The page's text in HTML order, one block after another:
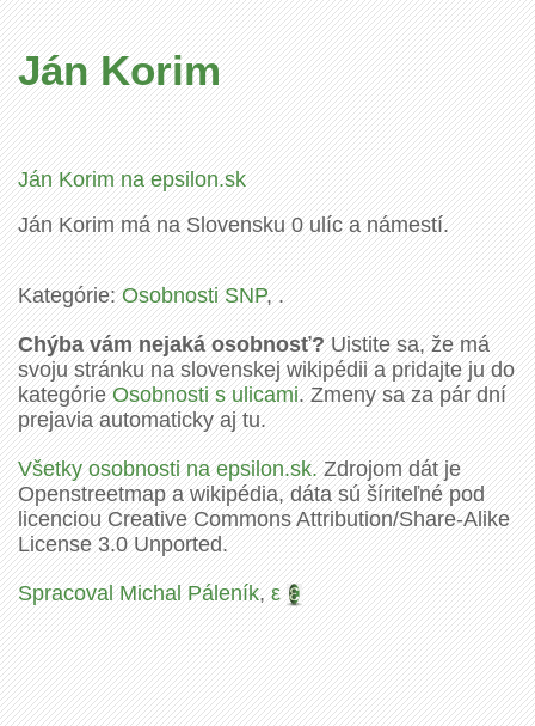
Ján Korim
Ján Korim na epsilon.sk
Ján Korim má na Slovensku 0 ulíc a námestí.
Kategórie:Osobnosti SNP, .
Chýba vám nejaká osobnosť?Uistite sa, že má
svoju stránku na slovenskej wikipédii a pridajte ju do
kategórieOsobnosti s ulicami. Zmeny sa za pár dní
prejavia automaticky aj tu.
Všetky osobnosti na epsilon.sk.Zdrojom dát je
Openstreetmap a wikipédia, dáta sú šíriteľné pod
licenciou Creative Commons Attribution/Share-Alike
License 3.0 Unported.
Spracoval Michal Páleník,ε